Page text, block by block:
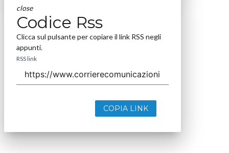
close
Codice Rss
Clicca sul pulsante per copiare il link RSS negli
appunti.
RSS link
COPIA LINK